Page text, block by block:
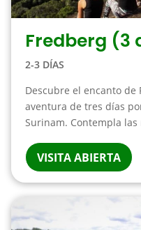
Fredberg (3
2-3 DÍAS
Descubre el encanto
aventura de tres días
Surinam. Contempla las
VISITA ABIERTA